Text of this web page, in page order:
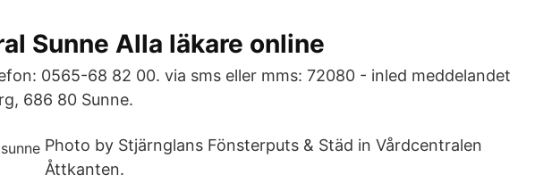
Sunne Alla läkare online
0565-68 82 00. via sms eller mms: 72080 - inled meddelandet
686 80 Sunne.
Photo by Stjärnglans Fönsterputs & Städ in Vårdcentralen
Åttkanten.